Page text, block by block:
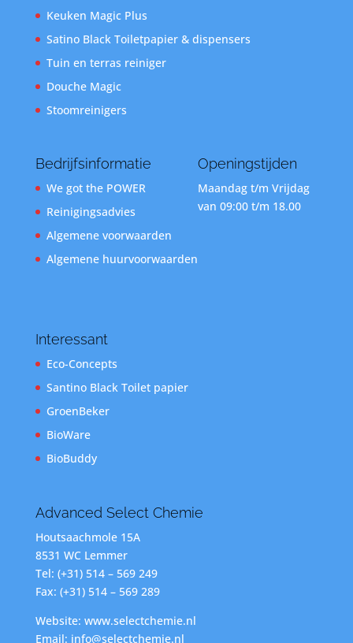
Keuken Magic Plus
Satino Black Toiletpapier & dispensers
Tuin en terras reiniger
Douche Magic
Stoomreinigers
Bedrijfsinformatie
We got the POWER
Reinigingsadvies
Algemene voorwaarden
Algemene huurvoorwaarden
Openingstijden
Maandag t/m Vrijdag
van 09:00 t/m 18.00
Interessant
Eco-Concepts
Santino Black Toilet papier
GroenBeker
BioWare
BioBuddy
Advanced Select Chemie
Houtsaachmole 15A
8531 WC Lemmer
Tel: (+31) 514 – 569 249
Fax: (+31) 514 – 569 289
Website: www.selectchemie.nl
Email: info@selectchemie.nl